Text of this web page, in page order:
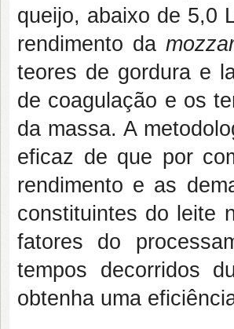
queijo, abaixo de 5,0
rendimento da
teores de gordura e
de coagulação e os
da massa. A
eficaz de que por
rendimento e as
constituintes do leite
fatores do
tempos decorridos
obtenha uma